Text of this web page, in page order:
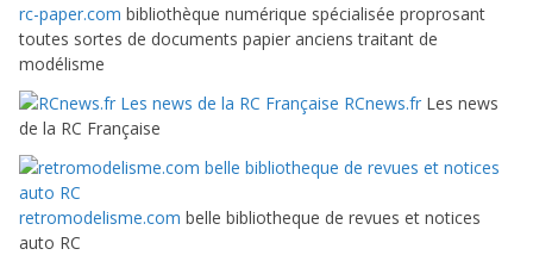
rc-paper.com bibliothèque numérique spécialisée proprosant
toutes sortes de documents papier anciens traitant de
modélisme
RCnews.fr Les news
de la RC Française
retromodelisme.com belle bibliotheque de revues et notices
auto RC